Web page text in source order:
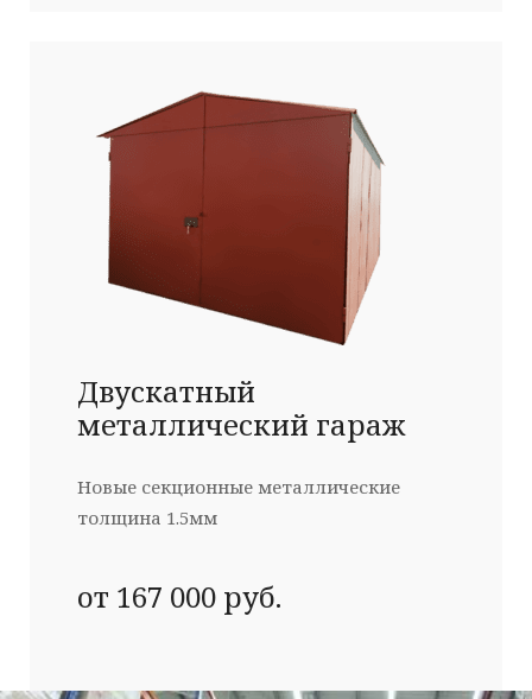
Двускатный
металлический гараж
Новые секционные металлические
толщина 1.5мм
от 167 000 руб.